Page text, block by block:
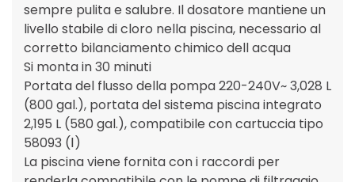
sempre pulita e salubre. Il dosatore mantiene un
livello stabile di cloro nella piscina, necessario al
corretto bilanciamento chimico dell acqua
Si monta in 30 minuti
Portata del flusso della pompa 220-240V~ 3,028 L
(800 gal.), portata del sistema piscina integrato
2,195 L (580 gal.), compatibile con cartuccia tipo
58093 (Ⅰ)
La piscina viene fornita con i raccordi per